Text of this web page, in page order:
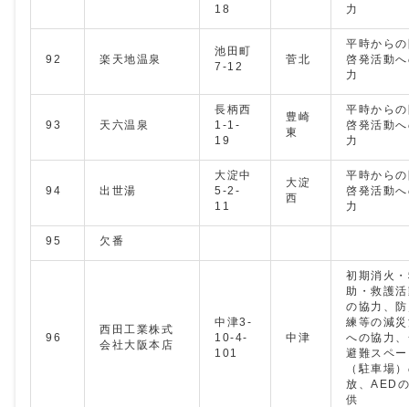
18
力
92 楽天地温泉
池田町
7-12
菅北
平時から
啓発活動
力
93 天六温泉
長柄西
1-1-
19
豊崎
東
平時から
啓発活動
力
94 出世湯
大淀中
5-2-
11
大淀
西
平時から
啓発活動
力
95 欠番
96
西田工業株式
会社大阪本店
中津3-
10-4-
101
中津
初期消火
助・救護
の協力、
練等の減
への協力
避難スペ
（駐車場
放、AED
供